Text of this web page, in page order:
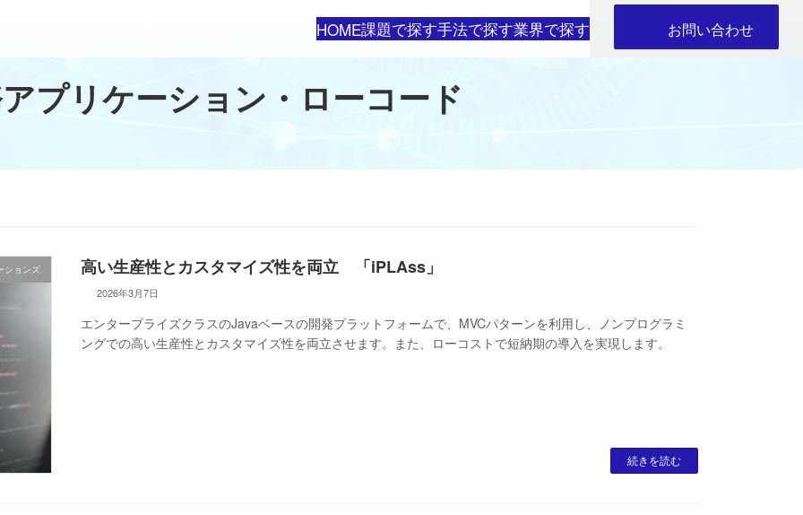
HOME課題で探す手法で探す業界で探す お問い合わせ
プリケーション・ローコード
ションズ 高い生産性とカスタマイズ性を両立 「iPLAss」
2026年3月7日
エンタープライズクラスのJavaベースの開発プラットフォームで、MVCパターンを利用し、ノンプログラミ
ングでの高い生産性とカスタマイズ性を両立させます。また、ローコストで短納期の導入を実現します。
続きを読む